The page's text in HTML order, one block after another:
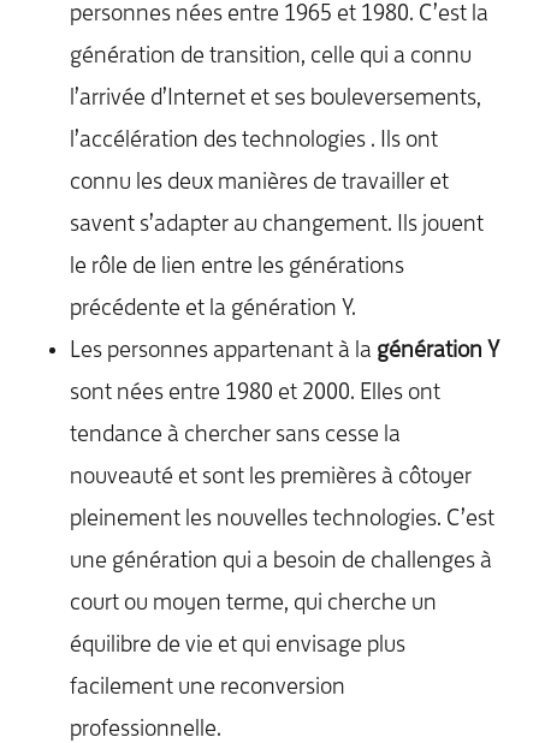
personnes nées entre 1965 et 1980. C’est la
génération de transition, celle qui a connu
l’arrivée d’Internet et ses bouleversements,
l’accélération des technologies . Ils ont
connu les deux manières de travailler et
savent s’adapter au changement. Ils jouent
le rôle de lien entre les générations
précédente et la génération Y.
Les personnes appartenant à la génération Y
sont nées entre 1980 et 2000. Elles ont
tendance à chercher sans cesse la
nouveauté et sont les premières à côtoyer
pleinement les nouvelles technologies. C’est
une génération qui a besoin de challenges à
court ou moyen terme, qui cherche un
équilibre de vie et qui envisage plus
facilement une reconversion
professionnelle.